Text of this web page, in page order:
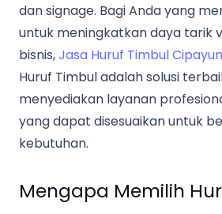
dan signage. Bagi Anda yang
untuk meningkatkan daya tarik
bisnis,Jasa Huruf Timbul
Huruf Timbul adalah solusi
menyediakan layanan
yang dapat disesuaikan untuk
kebutuhan.
Mengapa Memilih